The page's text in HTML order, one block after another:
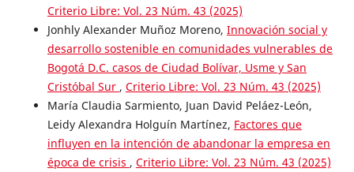
Criterio Libre: Vol. 23 Núm. 43 (2025)
Jonhly Alexander Muñoz Moreno, Innovación social y
desarrollo sostenible en comunidades vulnerables de
Bogotá D.C. casos de Ciudad Bolívar, Usme y San
Cristóbal Sur , Criterio Libre: Vol. 23 Núm. 43 (2025)
María Claudia Sarmiento, Juan David Peláez-León,
Leidy Alexandra Holguín Martínez, Factores que
influyen en la intención de abandonar la empresa en
época de crisis , Criterio Libre: Vol. 23 Núm. 43 (2025)